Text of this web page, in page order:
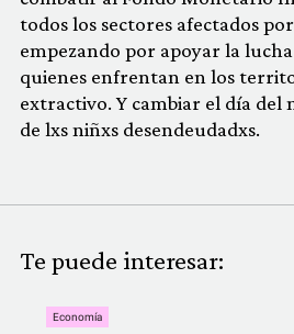
todos los sectores afectados
empezando por apoyar la
quienes enfrentan en los
extractivo. Y cambiar el día del
de lxs niñxs desendeudadxs.
Te puede interesar:
Economía